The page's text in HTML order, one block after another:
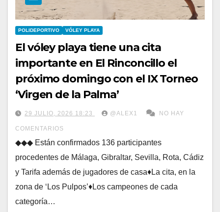
POLIDEPORTIVO VÓLEY PLAYA
El vóley playa tiene una cita
importante en El Rinconcillo el
próximo domingo con el IX Torneo
‘Virgen de la Palma’
29 JULIO, 2026 18:23 @ALEX1 NO HAY
COMENTARIOS
◆◆◆ Están confirmados 136 participantes
procedentes de Málaga, Gibraltar, Sevilla, Rota, Cádiz
y Tarifa además de jugadores de casa♦La cita, en la
zona de ‘Los Pulpos’♦Los campeones de cada
categoría…